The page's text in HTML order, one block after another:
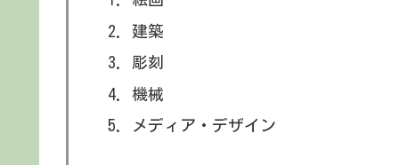
建築
彫刻
機械
メディア・デザイン